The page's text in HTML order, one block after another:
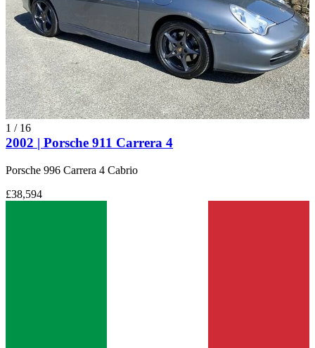
1 / 16
2002 | Porsche 911 Carrera 4
Porsche 996 Carrera 4 Cabrio
£38,594